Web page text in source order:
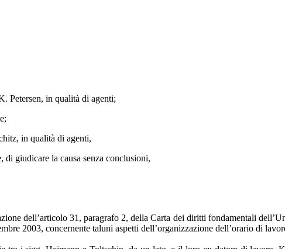
in qualità di agenti;
in qualità di agenti,
di giudicare la causa senza conclusioni,
dell’articolo 31, paragrafo 2, della Carta dei diritti fondamentali
2003, concernente taluni aspetti dell’organizzazione dell’orario di